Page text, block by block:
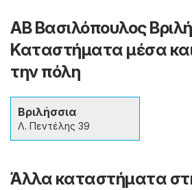
ΑΒ Βασιλόπουλος
Καταστήματα μέσα
την πόλη
Βριλήσσια
Λ. Πεντέλης 39
Άλλα καταστήματα